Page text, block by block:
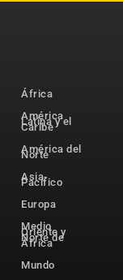
África
América
Latina y el
Caribe
América del
Norte
Asia-
Pacífico
Europa
Medio
Oriente y
Norte de
África
Mundo